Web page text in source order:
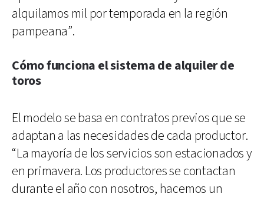
alquilamos mil por temporada en la región
pampeana”.
Cómo funciona el sistema de alquiler de
toros
El modelo se basa en contratos previos que se
adaptan a las necesidades de cada productor.
“La mayoría de los servicios son estacionados y
en primavera. Los productores se contactan
durante el año con nosotros, hacemos un